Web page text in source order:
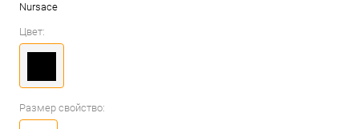
Nursace
Цвет:
Размер свойство: